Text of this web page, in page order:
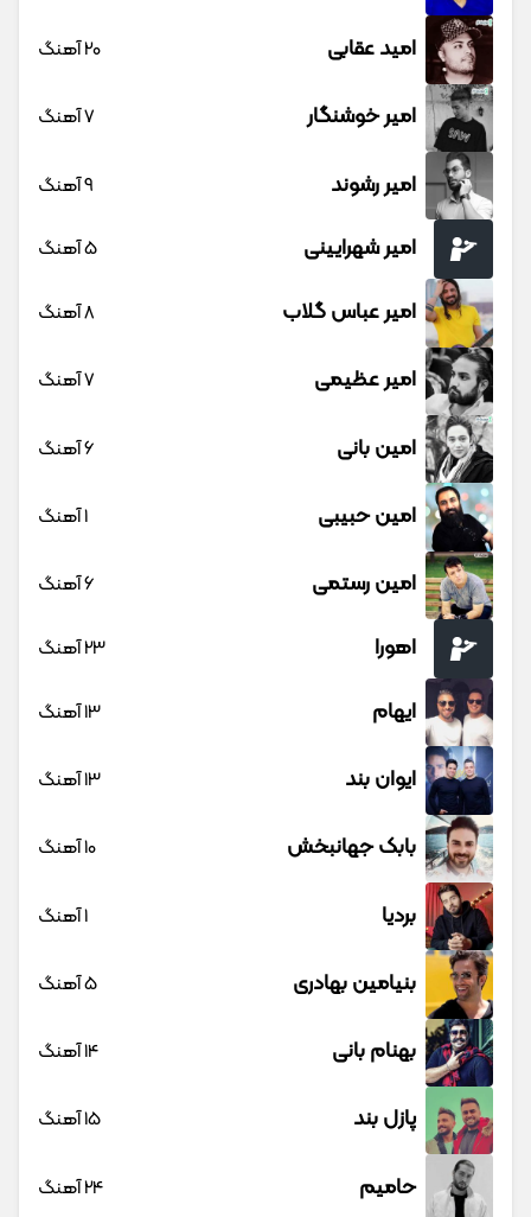
امید عقابی 20 آهنگ
امیر خوشنگار 7 آهنگ
امیر رشوند 9 آهنگ
امیر شهرایینی 5 آهنگ
امیر عباس گلاب 8 آهنگ
امیر عظیمی 7 آهنگ
امین بانی 6 آهنگ
امین حبیبی 1 آهنگ
امین رستمی 6 آهنگ
اهورا 23 آهنگ
ایهام 13 آهنگ
ایوان بند 13 آهنگ
بابک جهانبخش 10 آهنگ
بردیا 1 آهنگ
بنیامین بهادری 5 آهنگ
بهنام بانی 14 آهنگ
پازل بند 15 آهنگ
حامیم 24 آهنگ